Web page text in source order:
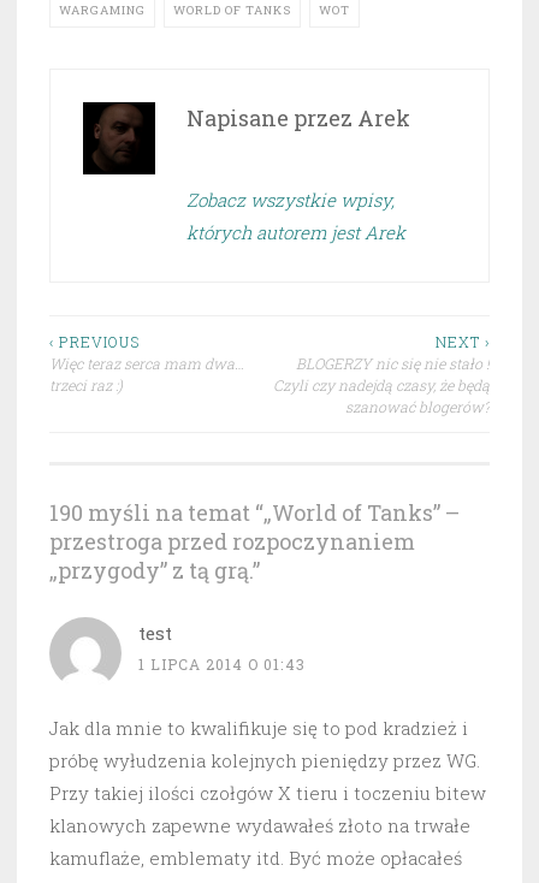
WARGAMING WORLD OF TANKS WOT
Napisane przez Arek
Zobacz wszystkie wpisy,
których autorem jest Arek
Nawigacja
wpisu
‹ PREVIOUS
Więc teraz serca mam dwa…
trzeci raz :)
NEXT ›
BLOGERZY nic się nie stało !
Czyli czy nadejdą czasy, że będą
szanować blogerów?
190 myśli na temat “„World of Tanks” –
przestroga przed rozpoczynaniem
„przygody” z tą grą.”
test
1 LIPCA 2014 O 01:43
Jak dla mnie to kwalifikuje się to pod kradzież i
próbę wyłudzenia kolejnych pieniędzy przez WG.
Przy takiej ilości czołgów X tieru i toczeniu bitew
klanowych zapewne wydawałeś złoto na trwałe
kamuflaże, emblematy itd. Być może opłacałeś